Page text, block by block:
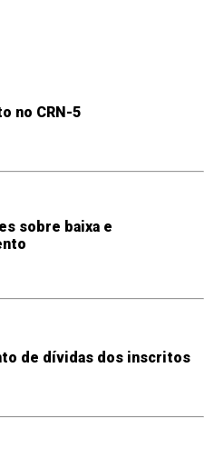
no CRN-5
sobre baixa e
de dívidas dos inscritos